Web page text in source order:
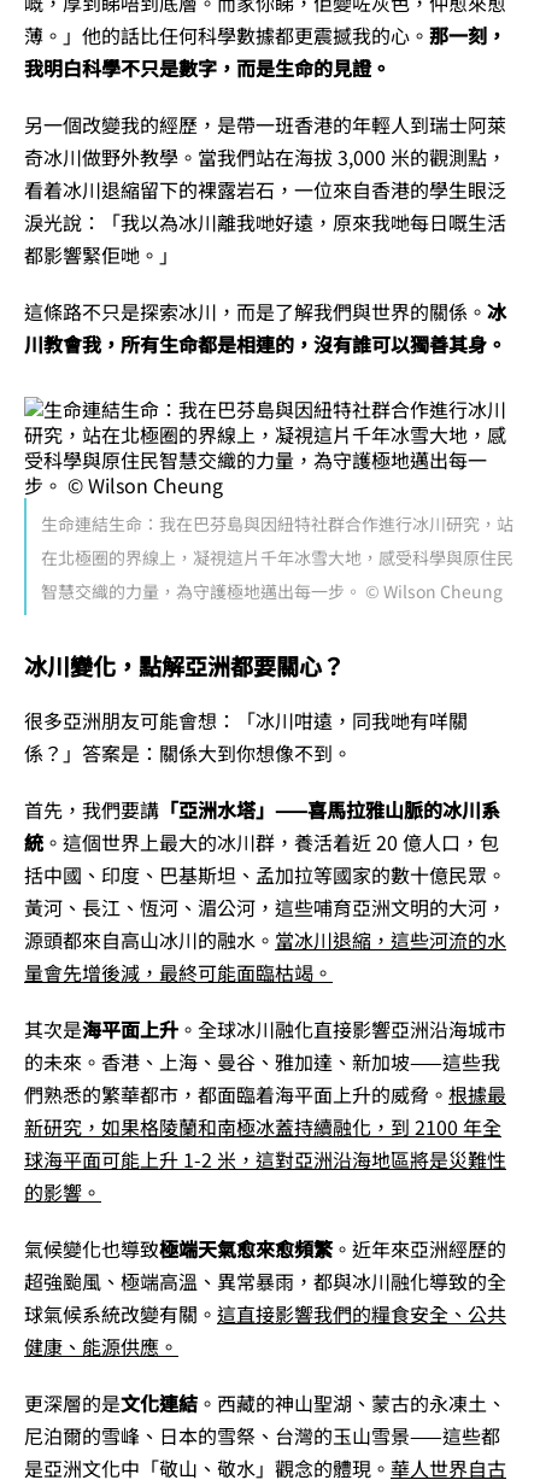
薄。」他的話比任何科學數據都更震撼我的心。 那一刻，
我明白科學不只是數字，而是生命的見證。
另一個改變我的經歷，是帶一班香港的年輕人到瑞士阿萊
奇冰川做野外教學。當我們站在海拔 3,000 米的觀測點，
看着冰川退縮留下的裸露岩石，一位來自香港的學生眼泛
淚光說：「我以為冰川離我哋好遠，原來我哋每日嘅生活
都影響緊佢哋。」
這條路不只是探索冰川，而是了解我們與世界的關係。 冰
川教會我，所有生命都是相連的，沒有誰可以獨善其身。
生命連結生命：我在巴芬島與因紐特社群合作進行冰川研究，站
在北極圈的界線上，凝視這片千年冰雪大地，感受科學與原住民
智慧交織的力量，為守護極地邁出每一步。 © Wilson Cheung
冰川變化，點解亞洲都要關心？
很多亞洲朋友可能會想：「冰川咁遠，同我哋有咩關
係？」答案是：關係大到你想像不到。
首先，我們要講 「亞洲水塔」——喜馬拉雅山脈的冰川系
統 。這個世界上最大的冰川群，養活着近 20 億人口，包
括中國、印度、巴基斯坦、孟加拉等國家的數十億民眾。
黃河、長江、恆河、湄公河，這些哺育亞洲文明的大河，
源頭都來自高山冰川的融水。 當冰川退縮，這些河流的水
量會先增後減，最終可能面臨枯竭。
其次是海平面上升 。全球冰川融化直接影響亞洲沿海城市
的未來。香港、上海、曼谷、雅加達、新加坡——這些我
們熟悉的繁華都市，都面臨着海平面上升的威脅。 根據最
新研究，如果格陵蘭和南極冰蓋持續融化，到 2100 年全
球海平面可能上升 1-2 米，這對亞洲沿海地區將是災難性
的影響。
氣候變化也導致極端天氣愈來愈頻繁。近年來亞洲經歷的
超強颱風、極端高溫、異常暴雨，都與冰川融化導致的全
球氣候系統改變有關。 這直接影響我們的糧食安全、公共
健康、能源供應。
更深層的是文化連結 。西藏的神山聖湖、蒙古的永凍土、
尼泊爾的雪峰、日本的雪祭、台灣的玉山雪景——這些都
是亞洲文化中「敬山、敬水」觀念的體現。 華人世界自古